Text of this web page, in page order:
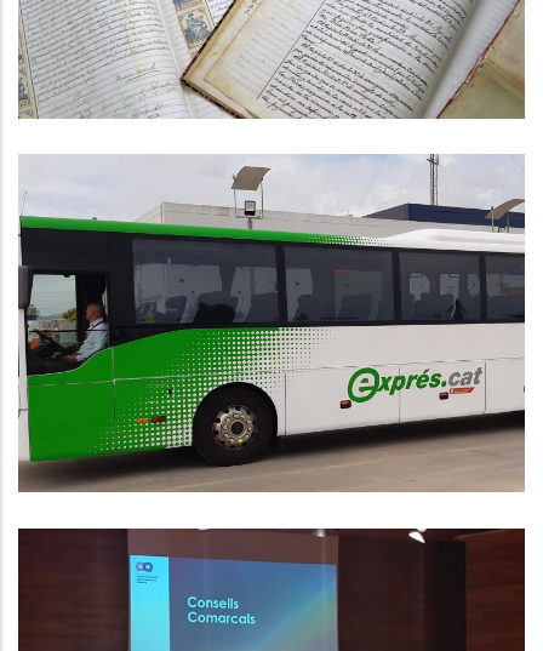
El Bus Exprés Entre El Vendrell,
Calafell I Cunit Amb Barcelona
Avança A Bon Ritme
Altres,P. econòmica
El Consell Comarcal Del Baix